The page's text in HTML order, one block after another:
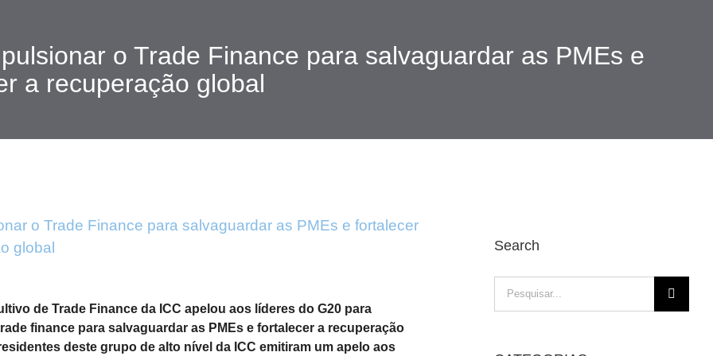
o Trade Finance para salvaguardar as PMEs e
a recuperação global
o Trade Finance para salvaguardar as PMEs e fortalecer
global
de Trade Finance da ICC apelou aos líderes do G20 para
finance para salvaguardar as PMEs e fortalecer a recuperação
deste grupo de alto nível da ICC emitiram um apelo aos
Search